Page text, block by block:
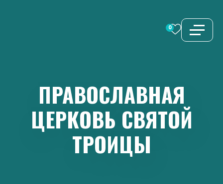
0
ПРАВОСЛАВНАЯ
ЦЕРКОВЬ СВЯТОЙ
ТРОИЦЫ